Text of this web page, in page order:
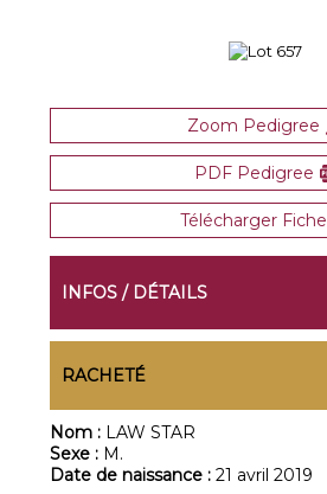
Zoom Pedigree
PDF Pedigree
Télécharger Fiche
INFOS / DÉTAILS
RACHETÉ
Nom : LAW STAR
Sexe : M.
Date de naissance :21 avril 2019